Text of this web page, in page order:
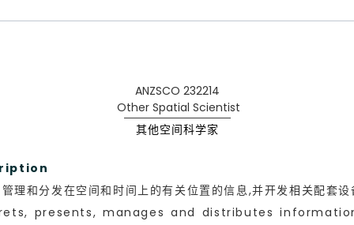
ANZSCO 232214
Other Spatial Scientist
其他空间科学家
理和分发在空间和时间上的有关位置的信息,并开发相关配套
presents, manages and distributes